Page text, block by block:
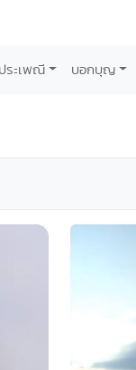
ประเพณี บอกบุญ